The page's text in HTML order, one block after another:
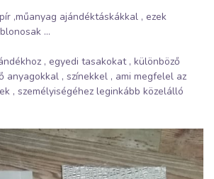
,műanyag ajándéktáskákkal , ezek
…
, egyedi tasakokat , különböző
anyagokkal , színekkel , ami megfelel az
, személyiségéhez leginkább közelálló